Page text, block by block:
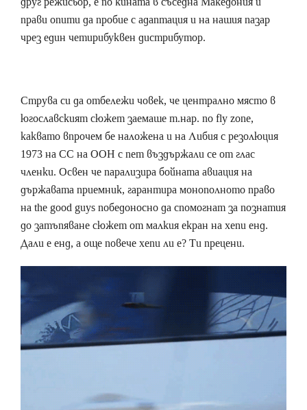
прави опити да пробие с адаптация и на нашия пазар
чрез един четирибуквен дистрибутор.
Струва си да отбележи човек, че централно място в
югославският сюжет заемаше т.нар. no fly zone,
каквато впрочем бе наложена и на Либия с резолюция
1973 на СС на ООН с пет въздържали се от глас
членки. Освен че парализира бойната авиация на
държавата приемник, гарантира монополното право
на the good guys победоносно да спомогнат за познатия
до затъпяване сюжет от малкия екран на хепи енд.
Дали е енд, а още повече хепи ли е? Ти прецени.